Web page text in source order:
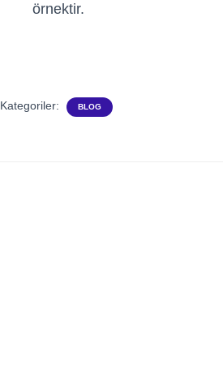
örnektir.
Kategoriler: BLOG